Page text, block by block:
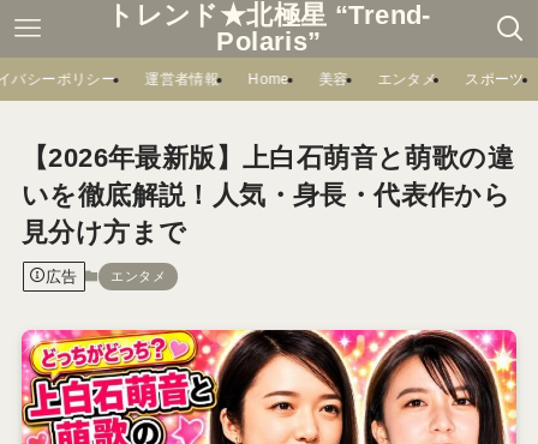
トレンド★北極星 “Trend-
Polaris”
バシーポリシー 運営者情報 Home 美容 エンタメ スポーツ
【2026年最新版】上白石萌音と萌歌の違
いを徹底解説！人気・身長・代表作から
見分け方まで
広告 エンタメ